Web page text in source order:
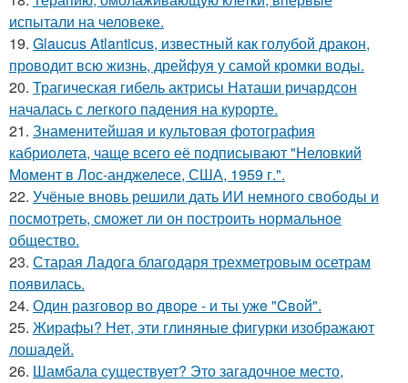
испытали на человеке.
19. Glaucus Atlanticus, известный как голубой дракон,
проводит всю жизнь, дрейфуя у самой кромки воды.
20. Трагическая гибель актрисы Наташи ричардсон
началась с легкого падения на курорте.
21. Знаменитейшая и культовая фотография
кабриолета, чаще всего её подписывают "Неловкий
Момент в Лос-анджелесе, США, 1959 г.".
22. Учёные вновь решили дать ИИ немного свободы и
посмотреть, сможет ли он построить нормальное
общество.
23. Старая Ладога благодаря трехметровым осетрам
появилась.
24. Один разговoр во двоpе - и ты ужe "Cвой".
25. Жирафы? Нет, эти глиняные фигурки изображают
лошадей.
26. Шамбала существует? Это загадочное место,